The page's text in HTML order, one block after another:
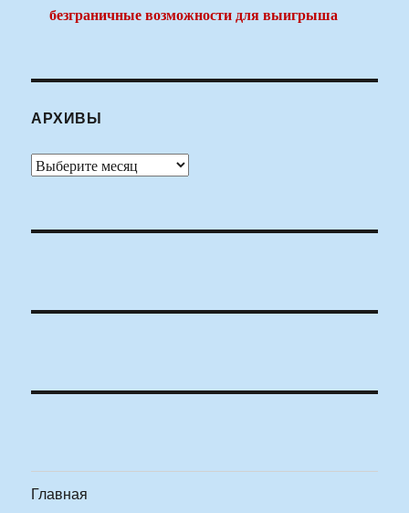
безграничные возможности для выигрыша
АРХИВЫ
Архивы
Главная